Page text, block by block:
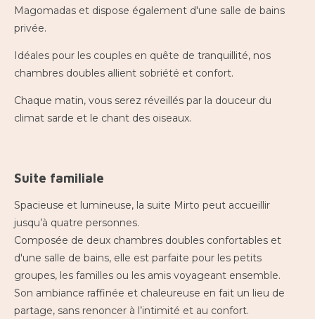
Magomadas et dispose également d'une salle de bains
privée.
Idéales pour les couples en quête de tranquillité, nos
chambres doubles allient sobriété et confort.
Chaque matin, vous serez réveillés par la douceur du
climat sarde et le chant des oiseaux.
Suite familiale
Spacieuse et lumineuse, la suite Mirto peut accueillir
jusqu’à quatre personnes.
Composée de deux chambres doubles confortables et
d'une salle de bains, elle est parfaite pour les petits
groupes, les familles ou les amis voyageant ensemble.
Son ambiance raffinée et chaleureuse en fait un lieu de
partage, sans renoncer à l’intimité et au confort.